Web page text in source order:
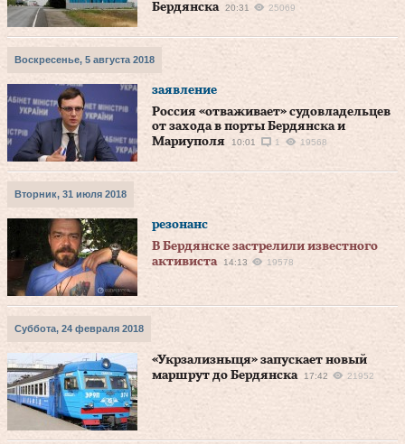
Бердянска
20:31 25069
Воскресенье, 5 августа 2018
заявление
Россия «отваживает» судовладельцев
от захода в порты Бердянска и
Мариуполя
10:01 1 19568
Вторник, 31 июля 2018
резонанс
В Бердянске застрелили известного
активиста
14:13 19578
Суббота, 24 февраля 2018
«Укрзализныця» запускает новый
маршрут до Бердянска
17:42 21952